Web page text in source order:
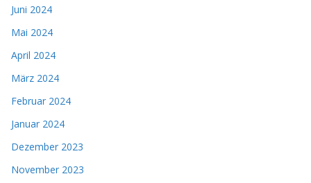
Juni 2024
Mai 2024
April 2024
März 2024
Februar 2024
Januar 2024
Dezember 2023
November 2023